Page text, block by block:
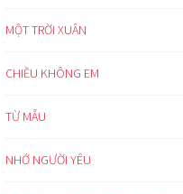
MỘT TRỜI XUÂN
CHIỀU KHÔNG EM
TỪ MẪU
NHỚ NGƯỜI YÊU